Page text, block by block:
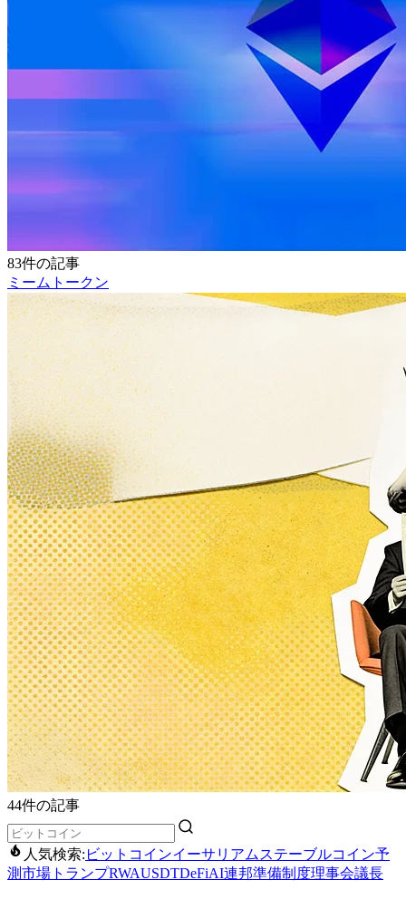
83件の記事
ミームトークン
44件の記事
人気検索: ビットコインイーサリアム ステーブルコイン予
測市場 トランプRWAUSDTDeFiAI連邦準備制度理事会議長